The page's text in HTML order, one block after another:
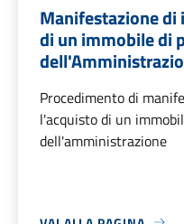
Manifestazione di
di un immobile di
Procedimento di
l'acquisto di un
dell'amministrazione